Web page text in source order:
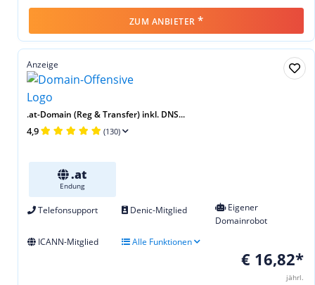
ZUM ANBIETER *
Anzeige
.at-Domain (Reg & Transfer) inkl. DNS...
4,9 (130)
.at
Endung
Telefonsupport Denic-Mitglied
Eigener
Domainrobot
ICANN-Mitglied
Alle Funktionen
€ 16,82*
jährl.